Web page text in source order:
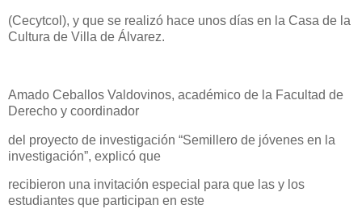
(Cecytcol), y que se realizó hace unos días en la Casa de la
Cultura de Villa de Álvarez.
Amado Ceballos Valdovinos, académico de la Facultad de
Derecho y coordinador
del proyecto de investigación “Semillero de jóvenes en la
investigación”, explicó que
recibieron una invitación especial para que las y los
estudiantes que participan en este